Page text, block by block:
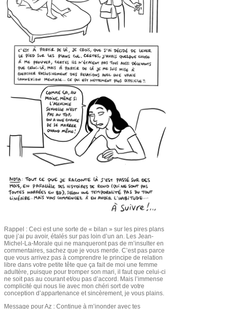
Rappel : Ceci est une sorte de « bilan » sur les pires plans
que j’ai pu avoir, étalés sur pas loin d’un an. Les Jean-
Michel-La-Morale qui ne manqueront pas de m’insulter en
commentaires, sachez que je vous merde. C’est pas parce
que vous arrivez pas à comprendre le principe de relation
libre dans votre petite tête que ça fait de moi une femme
adultère, puisque pour tromper son mari, il faut que celui-ci
ne soit pas au courant et/ou pas d’accord. Mais l’immense
complicité qui nous lie avec mon chéri sort de votre
conception d’appartenance et sincèrement, je vous plains.
Message pour Az : Continue à m’inonder avec tes